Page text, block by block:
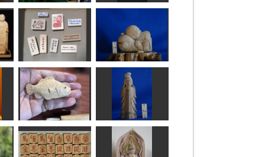
わらべ風神雷神
kiyonk
童文殊
Issay
動物たちの消しゴム
はんこ
penmeron
いねむり一休さん
ta-chann